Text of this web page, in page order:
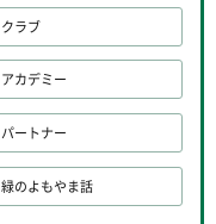
クラブ
アカデミー
パートナー
緑のよもやま話